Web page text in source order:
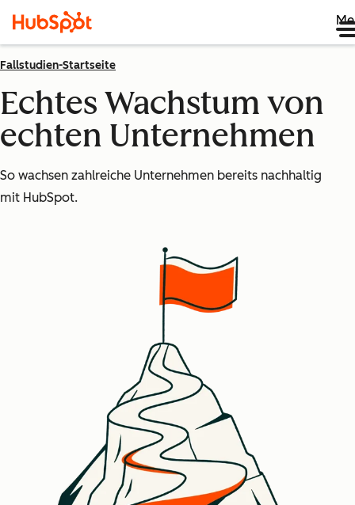
Fallstudien-Startseite
Echtes Wachstum von
echten Unternehmen
So wachsen zahlreiche Unternehmen bereits nachhaltig
mit HubSpot.